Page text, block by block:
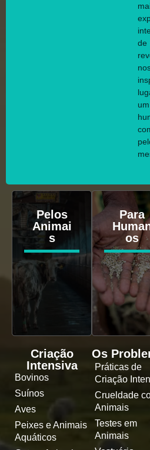
de
Pelos
Animai
s
Para
os
Criação
Intensiva
Bovinos
Suínos
Aves
Peixes e Animais
Aquáticos
Os
Práticas de
Criação
Crueldade
Animais
Testes em
Animais